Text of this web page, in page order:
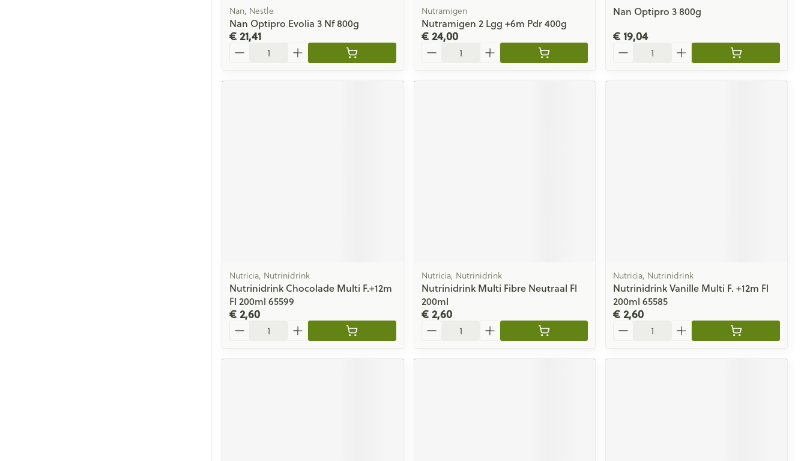
Nan, Nestle
Nan Optipro Evolia 3 Nf 800g
€ 21,41
Nutramigen
Nutramigen 2 Lgg +6m Pdr 400g
€ 24,00
Nan Optipro 3 800g
€ 19,04
Nutricia, Nutrinidrink
Nutrinidrink Chocolade Multi F.+12m
Fl 200ml 65599
€ 2,60
Nutricia, Nutrinidrink
Nutrinidrink Multi Fibre Neutraal Fl
200ml
€ 2,60
Nutricia, Nutrinidrink
Nutrinidrink Vanille Multi F. +12m Fl
200ml 65585
€ 2,60